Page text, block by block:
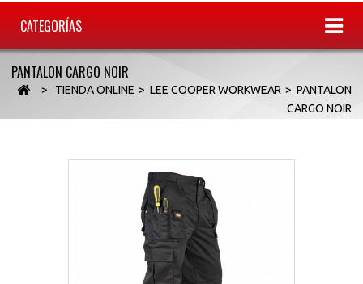
CATEGORÍAS
PANTALON CARGO NOIR
> TIENDA ONLINE > LEE COOPER WORKWEAR > PANTALON
CARGO NOIR